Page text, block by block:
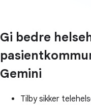
Gi bedre
Gemini
Tilby sikker